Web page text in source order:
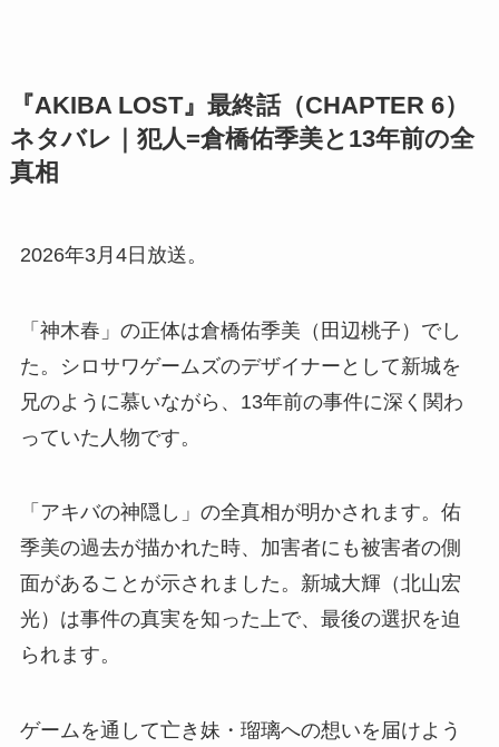
『AKIBA LOST』最終話（CHAPTER 6）
ネタバレ｜犯人=倉橋佑季美と13年前の全
真相
2026年3月4日放送。
「神木春」の正体は倉橋佑季美（田辺桃子）でし
た。シロサワゲームズのデザイナーとして新城を
兄のように慕いながら、13年前の事件に深く関わ
っていた人物です。
「アキバの神隠し」の全真相が明かされます。佑
季美の過去が描かれた時、加害者にも被害者の側
面があることが示されました。新城大輝（北山宏
光）は事件の真実を知った上で、最後の選択を迫
られます。
ゲームを通して亡き妹・瑠璃への想いを届けよう